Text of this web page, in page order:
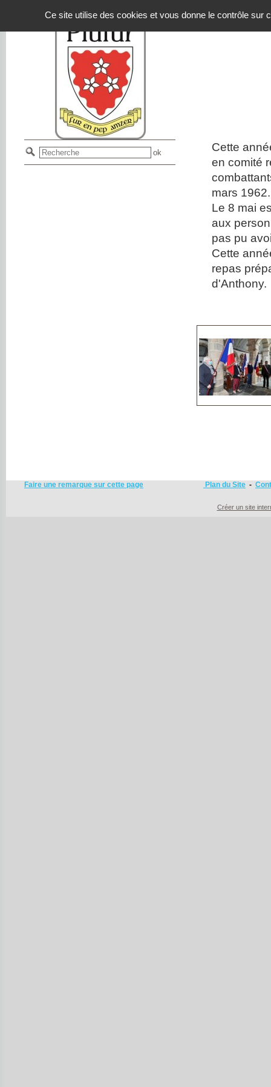
Cette
en comité
mars 1962.
Le 8 mai
aux
pas pu
Cette
repas
d'Anthony.
Faire une remarque sur cette page Plan du Site -
Créer un site
Ce site utilise des cookies et vous donne le contrôle sur